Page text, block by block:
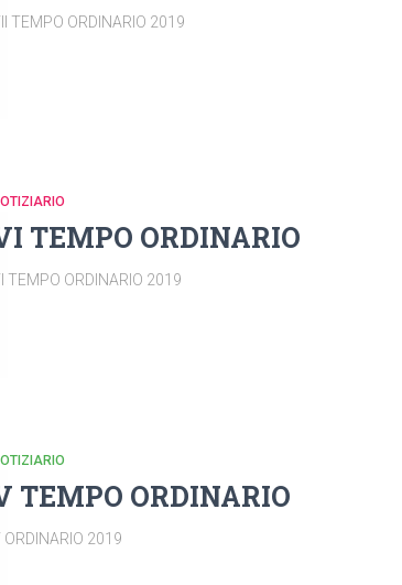
TEMPO ORDINARIO 2019
TEMPO ORDINARIO
TEMPO ORDINARIO 2019
TEMPO ORDINARIO
ORDINARIO 2019